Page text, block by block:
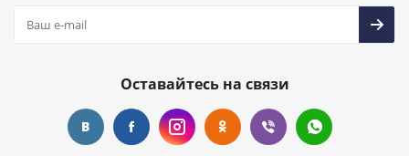
Оставайтесь на связи